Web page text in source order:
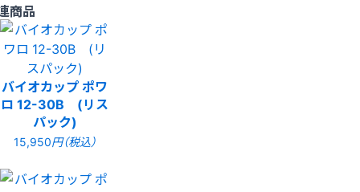
商品
バイオカップ ポワ
ロ 12-30B (リス
パック)
15,950円（税込）